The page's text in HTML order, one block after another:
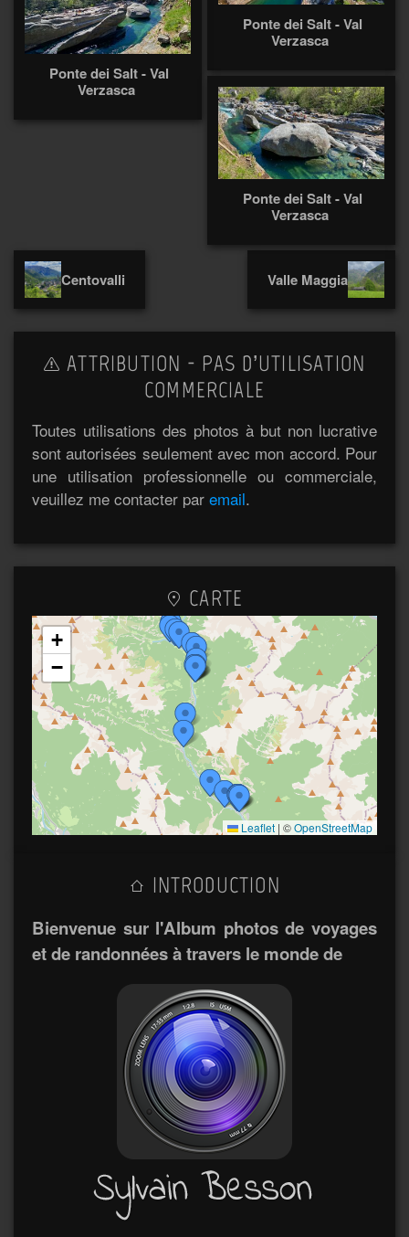
Ponte dei Salt - Val
Verzasca
Ponte dei Salt - Val
Verzasca
Ponte dei Salt - Val
Verzasca
Centovalli Valle Maggia
ATTRIBUTION - PAS D’UTILISATION
COMMERCIALE
Toutes utilisations des photos à but non lucrative
sont autorisées seulement avec mon accord. Pour
une utilisation professionnelle ou commerciale,
veuillez me contacter par email.
CARTE
+
−
Leaflet | ©OpenStreetMap
INTRODUCTION
Bienvenue sur l'Album photos de voyages
et de randonnées à travers le monde de